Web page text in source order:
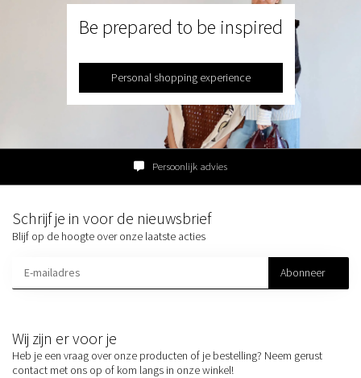
Be prepared to be inspired
Personal shopping experience
Persoonlijk advies
Wij zijn er voor je
Heb je een vraag over onze producten of je bestelling? Neem gerust
contact met ons op of kom langs in onze winkel!
Schrijf je in voor de nieuwsbrief
Blijf op de hoogte over onze laatste acties
Abonneer